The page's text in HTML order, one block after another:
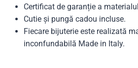
Certificat de garanție a
Cutie și pungă cadou incluse.
Fiecare bijuterie este realizată
inconfundabilă Made in Italy.